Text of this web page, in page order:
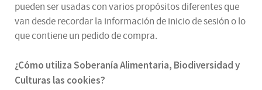
pueden ser usadas con varios propósitos diferentes que
van desde recordar la información de inicio de sesión o lo
que contiene un pedido de compra.
¿Cómo utilizaSoberanía Alimentaria, Biodiversidad y
Culturas las cookies?